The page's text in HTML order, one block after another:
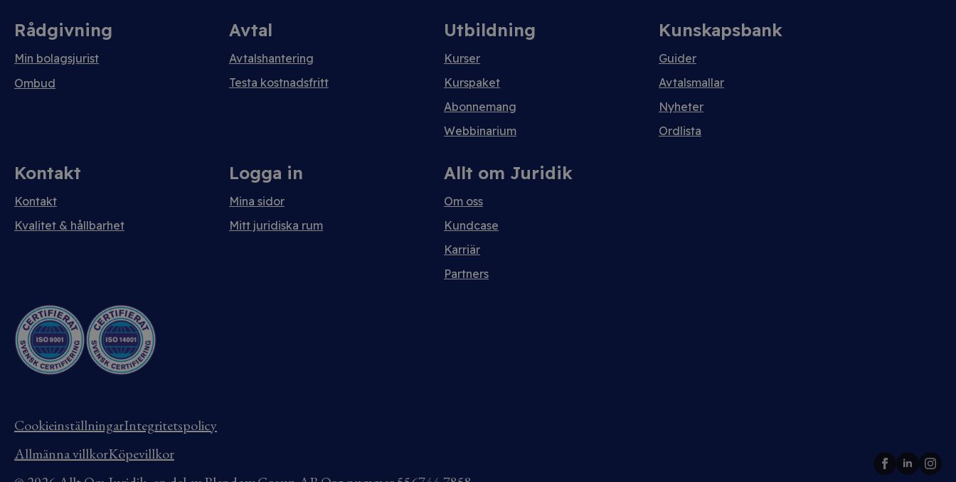
Rådgivning
Min bolagsjurist
Ombud
Avtal
Avtalshantering
Testa kostnadsfritt
Utbildning
Kurser
Kurspaket
Abonnemang
Webbinarium
Kunskapsbank
Guider
Avtalsmallar
Nyheter
Ordlista
Kontakt
Kontakt
Kvalitet & hållbarhet
Logga in
Mina sidor
Mitt juridiska rum
Allt om Juridik
Om oss
Kundcase
Karriär
Partners
CookieinställningarIntegritetspolicy
Allmänna villkorKöpevillkor